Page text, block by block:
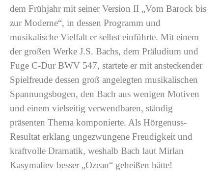
dem Frühjahr mit seiner Version II „Vom Barock bis
zur Moderne“, in dessen Programm und
musikalische Vielfalt er selbst einführte. Mit einem
der großen Werke J.S. Bachs, dem Präludium und
Fuge C-Dur BWV 547, startete er mit ansteckender
Spielfreude dessen groß angelegten musikalischen
Spannungsbogen, den Bach aus wenigen Motiven
und einem vielseitig verwendbaren, ständig
präsenten Thema komponierte. Als Hörgenuss-
Resultat erklang ungezwungene Freudigkeit und
kraftvolle Dramatik, weshalb Bach laut Mirlan
Kasymaliev besser „Ozean“ geheißen hätte!